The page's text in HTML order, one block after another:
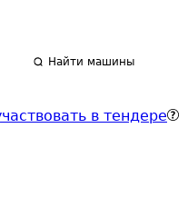
Найти машины
в тендере